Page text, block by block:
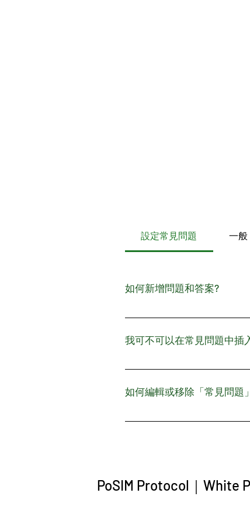
設定常見問題 一般
如何新增問題和答案?
如需新增常見問題，請遵從
我可不可以在常見問題中插
可以。如需新增媒體檔案，
如何編輯或移除「常見問題
您可在應用程式內的設定分
PoSIM Protocol ｜ White